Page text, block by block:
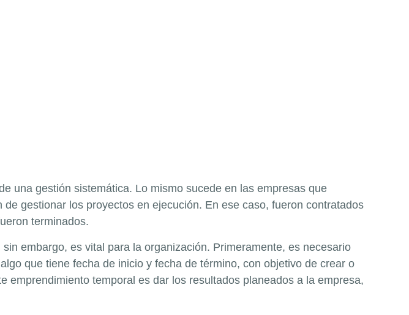
una gestión sistemática. Lo mismo sucede en las empresas que
gestionar los proyectos en ejecución. En ese caso, fueron contratados
terminados.
embargo, es vital para la organización. Primeramente, es necesario
que tiene fecha de inicio y fecha de término, con objetivo de crear o
temporal es dar los resultados planeados a la empresa,